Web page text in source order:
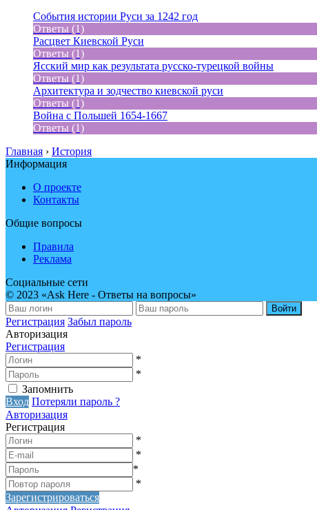
События истории Руси за 1242 год
Ответы (1)
Расцвет Киевской Руси
Ответы (1)
Ясский мир как результата русско-турецкой войны
Ответы (1)
Архитектура и зодчество киевской руси
Ответы (1)
Война с Польшей 1654-1667
Ответы (1)
Главная › История
Информация
О проекте
Контакты
Общие вопросы
Правила
Реклама
Социальные сети
© 2023 «Ask Here - Ответы на вопросы»
Войти
Регистрация Забыл пароль
Авторизация
Регистрация
*
*
Запомнить
Вход Потеряли пароль ?
Авторизация
Регистрация
*
*
*
*
Зарегистрироваться